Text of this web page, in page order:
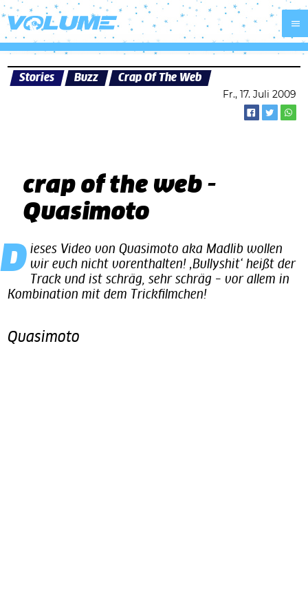
Stories Buzz Crap Of The Web
Fr., 17. Juli 2009
crap of the web -
Quasimoto
Dieses Video von Quasimoto aka Madlib wollen wir euch nicht vorenthalten! ‚Bullyshit‘ heißt der
Track und ist schräg, sehr schräg – vor allem in
Kombination mit dem Trickfilmchen!
Quasimoto